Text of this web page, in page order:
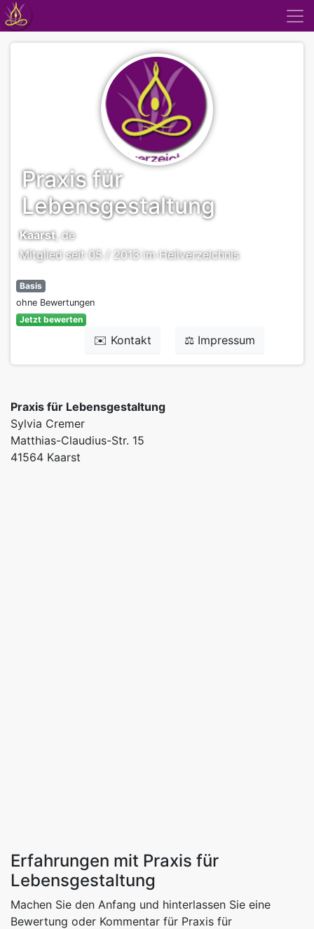
Praxis für
Lebensgestaltung
Kaarst, de
Mitglied seit 05 / 2013 im Heilverzeichnis
Basis
ohne Bewertungen
Jetzt bewerten
✉️ Kontakt ⚖️ Impressum
Praxis für Lebensgestaltung
Sylvia Cremer
Matthias-Claudius-Str. 15
41564 Kaarst
Erfahrungen mit Praxis für
Lebensgestaltung
Machen Sie den Anfang und hinterlassen Sie eine
Bewertung oder Kommentar für Praxis für